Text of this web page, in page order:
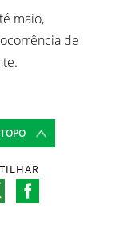
maio,
de